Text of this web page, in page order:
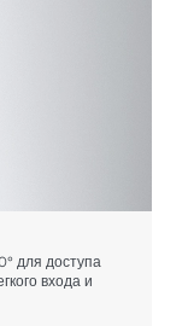
для доступа
входа и